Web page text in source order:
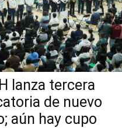
lanza tercera
de nuevo
aún hay cupo